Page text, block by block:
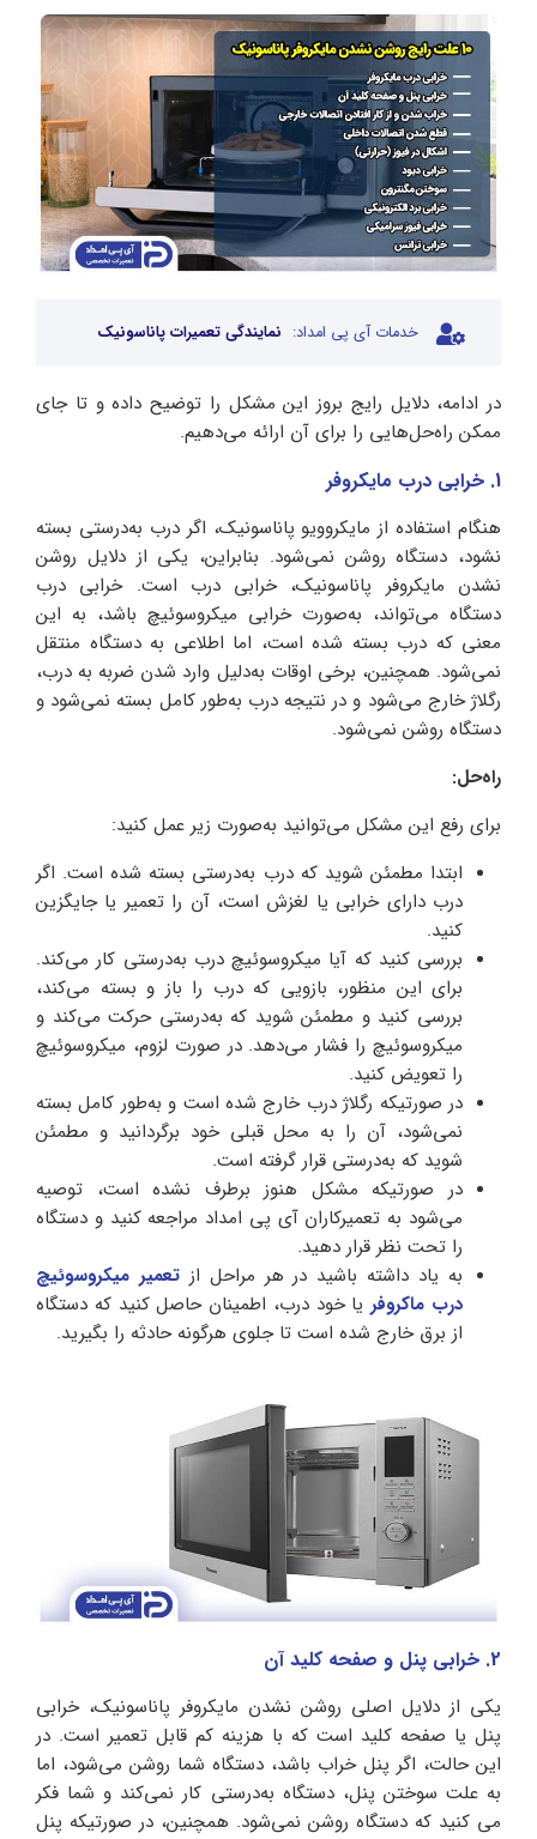
خدمات آی پی امداد: نمایندگی تعمیرات پاناسونیک
در ادامه، دلایل رایج بروز این مشکل را توضیح داده و تا جای
ممکن راه‌حل‌هایی را برای آن ارائه می‌دهیم.
1. خرابی درب مایکروفر
هنگام استفاده از مایکروویو پاناسونیک، اگر درب به‌درستی بسته
نشود، دستگاه روشن نمی‌شود. بنابراین، یکی از دلایل روشن
نشدن مایکروفر پاناسونیک، خرابی درب است. خرابی درب
دستگاه می‌تواند، به‌صورت خرابی میکروسوئیچ باشد، به این
معنی که درب بسته شده است، اما اطلاعی به دستگاه منتقل
نمی‌شود. همچنین، برخی اوقات به‌دلیل وارد شدن ضربه‌ به درب،
رگلاژ خارج می‌شود و در نتیجه درب ‌به‌طور کامل بسته نمی‌شود و
دستگاه روشن نمی‌شود.
راه‌حل:
برای رفع این مشکل می‌توانید به‌صورت زیر عمل کنید:
ابتدا مطمئن شوید که درب به‌درستی بسته شده است. اگر
درب دارای خرابی یا لغزش است، آن را تعمیر یا جایگزین
کنید.
بررسی کنید که آیا میکروسوئیچ درب به‌درستی کار می‌کند.
برای این منظور، بازویی که درب را باز و بسته می‌کند،
بررسی کنید و مطمئن شوید که به‌درستی حرکت می‌کند و
میکروسوئیچ را فشار می‌دهد. در صورت لزوم، میکروسوئیچ
را تعویض کنید.
در صورتیکه رگلاژ درب خارج شده است و به‌طور کامل بسته
نمی‌شود، آن را به محل قبلی خود برگردانید و مطمئن
شوید که به‌درستی قرار گرفته است.
در صورتیکه مشکل هنوز برطرف نشده است، توصیه
می‌شود به تعمیرکاران آی پی امداد مراجعه کنید و دستگاه
را تحت نظر قرار دهید.
به ‌یاد داشته باشید در هر مراحل ازتعمیر میکروسوئیچ
درب ماکروفریا خود درب، اطمینان حاصل کنید که دستگاه
از برق خارج شده است تا جلوی هرگونه حادثه را بگیرید.
2. خرابی پنل و صفحه کلید آن
یکی از دلایل اصلی روشن نشدن مایکروفر پاناسونیک، خرابی
پنل یا صفحه کلید است که با هزینه کم قابل تعمیر است. در
این حالت، اگر پنل خراب باشد، دستگاه شما روشن می‌شود، اما
به علت سوختن پنل، دستگاه به‌درستی کار نمی‌کند و شما فکر
می کنید که دستگاه روشن نمی‌شود. همچنین، در صورتیکه پنل